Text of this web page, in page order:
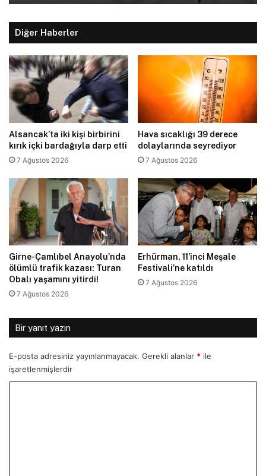
Diğer Haberler
Alsancak’ta iki kişi birbirini
kırık içki bardağıyla darp etti
7 Ağustos 2026
Hava sıcaklığı 39 derece
dolaylarında seyrediyor
7 Ağustos 2026
Girne-Çamlıbel Anayolu’nda
ölümlü trafik kazası: Turan
Obalı yaşamını yitirdi!
7 Ağustos 2026
Erhürman, 11’inci Meşale
Festivali’ne katıldı
7 Ağustos 2026
Bir yanıt yazın
E-posta adresiniz yayınlanmayacak. Gerekli alanlar * ile
işaretlenmişlerdir